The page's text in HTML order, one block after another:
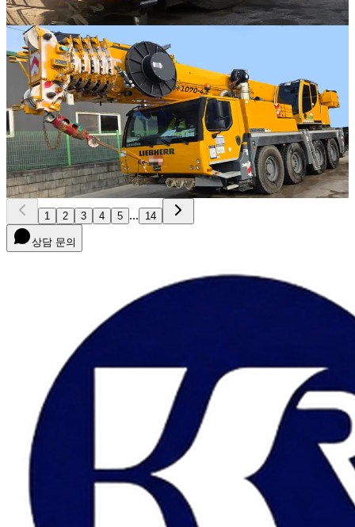
가격 문의
5
판매중
Liebherr · AT 크레인·AT-314
NEW
LTM 1070-4.2
2022년식 · 70톤
가격 문의 22
1 2 3 4 5 ... 14
상담 문의